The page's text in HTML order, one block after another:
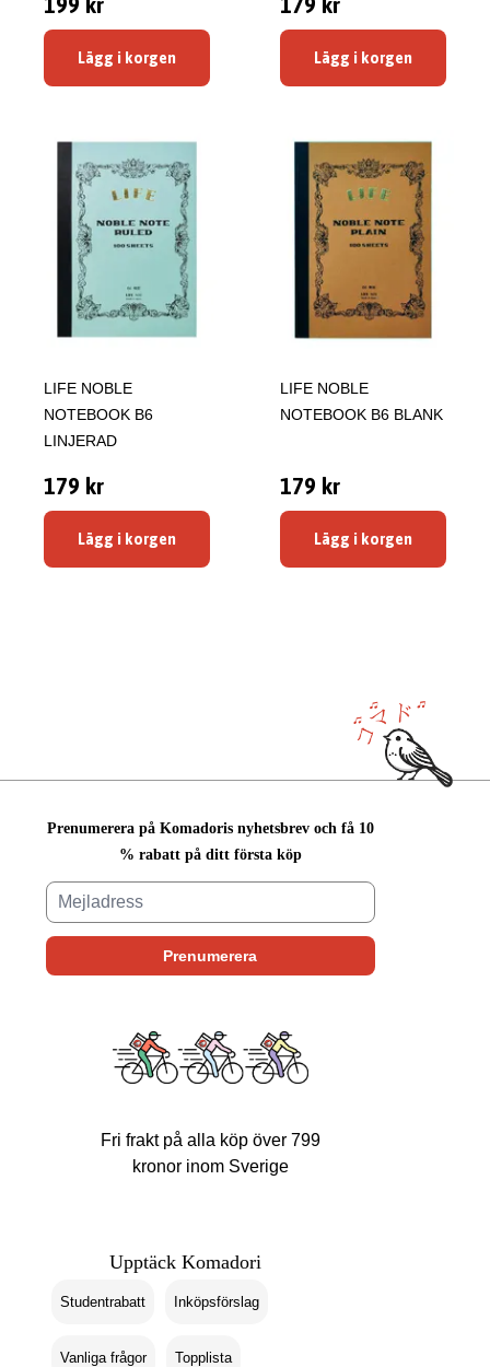
Lägg i korgen Lägg i korgen
LIFE NOBLE
NOTEBOOK B6
LINJERAD
179 kr
Lägg i korgen
LIFE NOBLE
NOTEBOOK B6 BLANK
179 kr
Lägg i korgen
Prenumerera på Komadoris nyhetsbrev och få 10
% rabatt på ditt första köp
Fri frakt på alla köp över 799
kronor inom Sverige
Upptäck Komadori
Studentrabatt Inköpsförslag
Vanliga frågor Topplista